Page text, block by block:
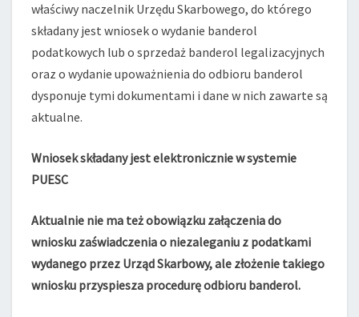
właściwy naczelnik Urzędu Skarbowego, do którego
składany jest wniosek o wydanie banderol
podatkowych lub o sprzedaż banderol legalizacyjnych
oraz o wydanie upoważnienia do odbioru banderol
dysponuje tymi dokumentami i dane w nich zawarte są
aktualne.
Wniosek składany jest elektronicznie w systemie
PUESC
Aktualnie nie ma też obowiązku załączenia do
wniosku zaświadczenia o niezaleganiu z podatkami
wydanego przez Urząd Skarbowy, ale złożenie takiego
wniosku przyspiesza procedurę odbioru banderol.